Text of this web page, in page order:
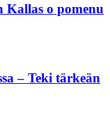
Kallas o pomenu
– Teki tärkeän